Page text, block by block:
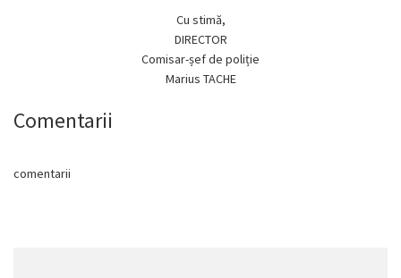
Cu stimă,
DIRECTOR
Comisar-șef de poliție
Marius TACHE
Comentarii
comentarii